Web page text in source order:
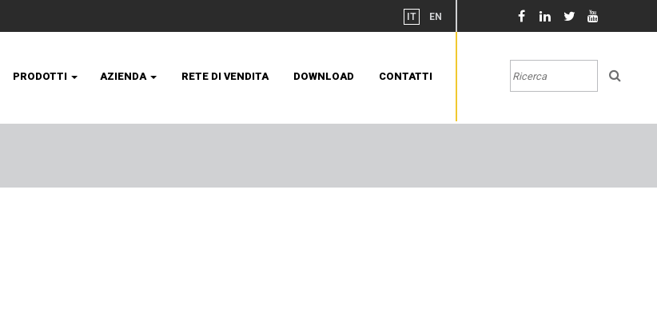
IT EN
PRODOTTI AZIENDA RETE DI VENDITA DOWNLOAD CONTATTI